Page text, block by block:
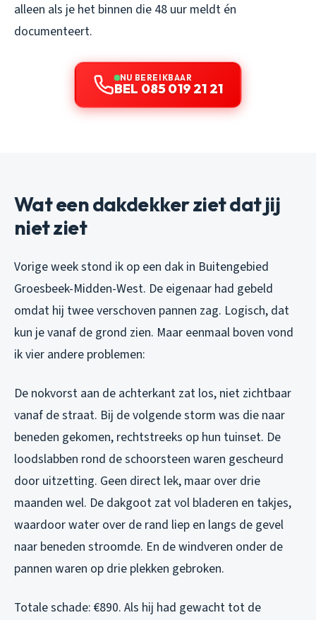
alleen als je het binnen die 48 uur meldt én
documenteert.
NU BEREIKBAAR
BEL 085 019 21 21
Wat een dakdekker ziet dat jij
niet ziet
Vorige week stond ik op een dak in Buitengebied
Groesbeek-Midden-West. De eigenaar had gebeld
omdat hij twee verschoven pannen zag. Logisch, dat
kun je vanaf de grond zien. Maar eenmaal boven vond
ik vier andere problemen:
De nokvorst aan de achterkant zat los, niet zichtbaar
vanaf de straat. Bij de volgende storm was die naar
beneden gekomen, rechtstreeks op hun tuinset. De
loodslabben rond de schoorsteen waren gescheurd
door uitzetting. Geen direct lek, maar over drie
maanden wel. De dakgoot zat vol bladeren en takjes,
waardoor water over de rand liep en langs de gevel
naar beneden stroomde. En de windveren onder de
pannen waren op drie plekken gebroken.
Totale schade: €890. Als hij had gewacht tot de